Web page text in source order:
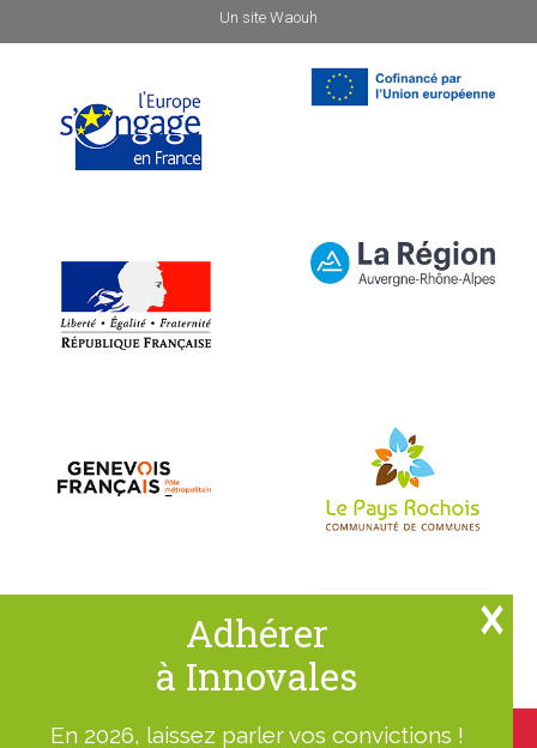
Un site Waouh
Adhérer
à Innovales
En 2026, laissez parler vos convictions !
Nous utilisons des cookies pour vous garantir la meilleure